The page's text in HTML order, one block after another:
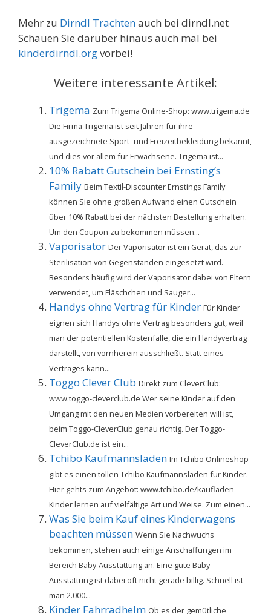
Mehr zu Dirndl Trachtenauch bei dirndl.net
Schauen Sie darüber hinaus auch mal bei
kinderdirndl.orgvorbei!
Weitere interessante Artikel:
Trigema Zum Trigema Online-Shop: www.trigema.de
Die Firma Trigema ist seit Jahren für ihre
ausgezeichnete Sport- und Freizeitbekleidung bekannt,
und dies vor allem für Erwachsene. Trigema ist...
10% Rabatt Gutschein bei Ernsting’s
Family Beim Textil-Discounter Ernstings Family
können Sie ohne großen Aufwand einen Gutschein
über 10% Rabatt bei der nächsten Bestellung erhalten.
Um den Coupon zu bekommen müssen...
Vaporisator Der Vaporisator ist ein Gerät, das zur
Sterilisation von Gegenständen eingesetzt wird.
Besonders häufig wird der Vaporisator dabei von Eltern
verwendet, um Fläschchen und Sauger...
Handys ohne Vertrag für Kinder Für Kinder
eignen sich Handys ohne Vertrag besonders gut, weil
man der potentiellen Kostenfalle, die ein Handyvertrag
darstellt, von vornherein ausschließt. Statt eines
Vertrages kann...
Toggo Clever Club Direkt zum CleverClub:
www.toggo-cleverclub.de Wer seine Kinder auf den
Umgang mit den neuen Medien vorbereiten will ist,
beim Toggo-CleverClub genau richtig. Der Toggo-
CleverClub.de ist ein...
Tchibo Kaufmannsladen Im Tchibo Onlineshop
gibt es einen tollen Tchibo Kaufmannsladen für Kinder.
Hier gehts zum Angebot: www.tchibo.de/kaufladen
Kinder lernen auf vielfältige Art und Weise. Zum einen...
Was Sie beim Kauf eines Kinderwagens
beachten müssen Wenn Sie Nachwuchs
bekommen, stehen auch einige Anschaffungen im
Bereich Baby-Ausstattung an. Eine gute Baby-
Ausstattung ist dabei oft nicht gerade billig. Schnell ist
man 2.000...
Kinder Fahrradhelm Ob es der gemütliche